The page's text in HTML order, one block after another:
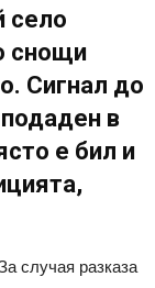
село
снощи
Сигнал до
в
е бил и
случая разказа